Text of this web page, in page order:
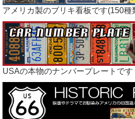
アメリカ製のブリキ看板です(150種
USAの本物のナンバープレートです